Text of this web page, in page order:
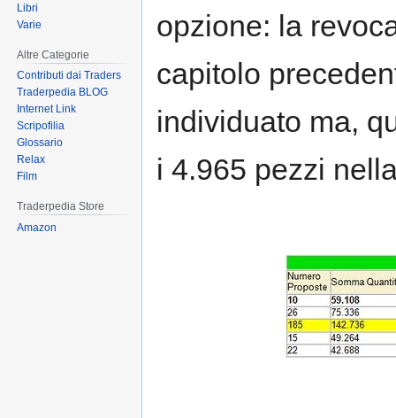
opzione: la
capitolo
individuato ma,
i 4.965 pezzi
Libri
Varie
Altre Categorie
Contributi dai Traders
Traderpedia BLOG
Internet Link
Scripofilia
Glossario
Relax
Film
Traderpedia Store
Amazon